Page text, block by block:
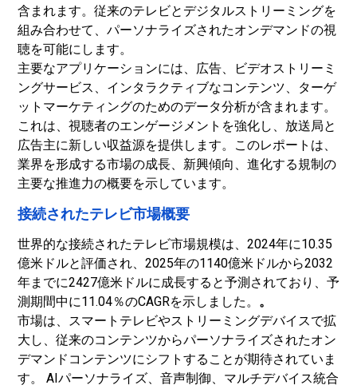
含まれます。従来のテレビとデジタルストリーミングを
組み合わせて、パーソナライズされたオンデマンドの視
聴を可能にします。
主要なアプリケーションには、広告、ビデオストリーミ
ングサービス、インタラクティブなコンテンツ、ターゲ
ットマーケティングのためのデータ分析が含まれます。
これは、視聴者のエンゲージメントを強化し、放送局と
広告主に新しい収益源を提供します。このレポートは、
業界を形成する市場の成長、新興傾向、進化する規制の
主要な推進力の概要を示しています。
接続されたテレビ市場概要
世界的な接続されたテレビ市場規模は、2024年に10.35
億米ドルと評価され、2025年の1140億米ドルから2032
年までに2427億米ドルに成長すると予測されており、予
測期間中に11.04％のCAGRを示しました。 。
市場は、スマートテレビやストリーミングデバイスで拡
大し、従来のコンテンツからパーソナライズされたオン
デマンドコンテンツにシフトすることが期待されていま
す。 AIパーソナライズ、音声制御、マルチデバイス統合